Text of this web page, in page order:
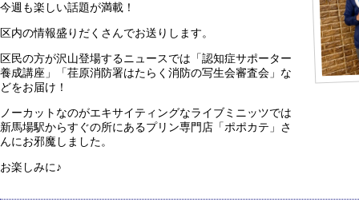
今週も楽しい話題が満載！
区内の情報盛りだくさんでお送りします。
区民の方が沢山登場するニュースでは「認知症サポーター
養成講座」「荏原消防署はたらく消防の写生会審査会」な
どをお届け！
ノーカットなのがエキサイティングなライブミニッツでは
新馬場駅からすぐの所にあるプリン専門店「ポポカテ」さ
んにお邪魔しました。
お楽しみに♪